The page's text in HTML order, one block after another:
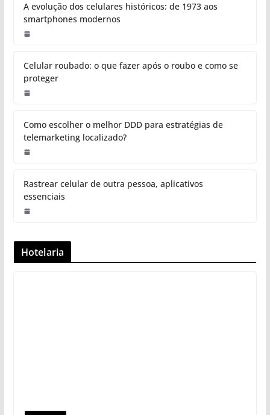
A evolução dos celulares históricos: de 1973 aos
smartphones modernos
Celular roubado: o que fazer após o roubo e como se
proteger
Como escolher o melhor DDD para estratégias de
telemarketing localizado?
Rastrear celular de outra pessoa, aplicativos
essenciais
Hotelaria